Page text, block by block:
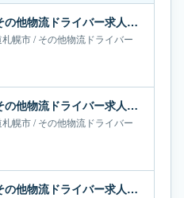
札幌エムケイ株式会社のその他物流ドライバー求人｜北海道札幌市｜月給67万-69万円
札幌市/その他物流ドライバー
札幌エムケイ株式会社のその他物流ドライバー求人｜北海道札幌市｜月給65万-68万円
札幌市/その他物流ドライバー
札幌エムケイ株式会社のその他物流ドライバー求人｜北海道札幌市｜月給61万-67万円